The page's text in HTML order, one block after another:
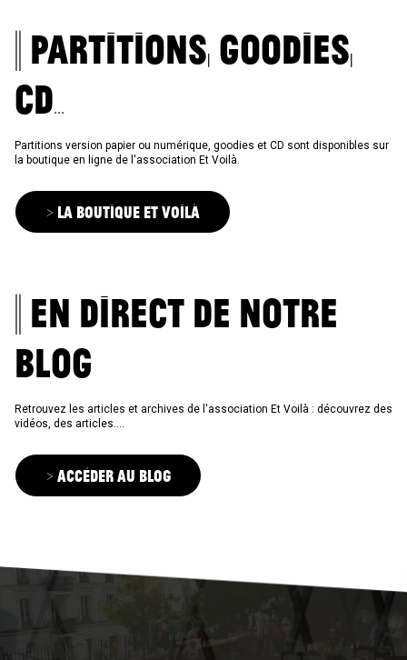
|| Partitions, goodies,
CD...
Partitions version papier ou numérique, goodies et CD sont disponibles sur
la boutique en ligne de l'association Et Voilà.
> La Boutique Et Voilà
|| En direct de notre
blog
Retrouvez les articles et archives de l'association Et Voilà : découvrez des
vidéos, des articles....
> Accéder au blog